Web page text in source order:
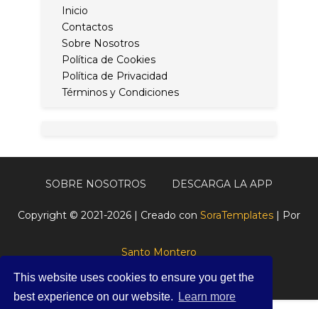
This website uses cookies to ensure you get the
best experience on our website.
Learn more
Inicio
Contactos
Sobre Nosotros
Política de Cookies
Política de Privacidad
Términos y Condiciones
SOBRE NOSOTROS DESCARGA LA APP
Copyright © 2021-2026 | Creado con SoraTemplates | Por
Santo Montero